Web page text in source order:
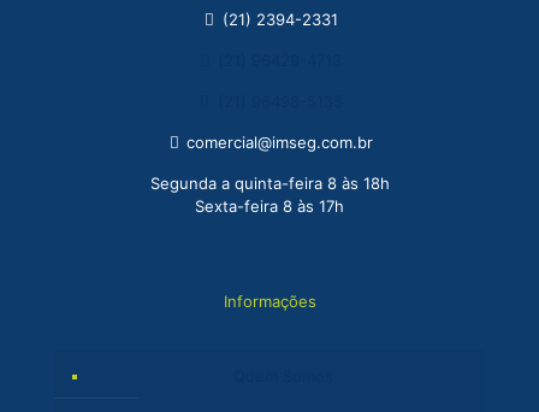
(21) 2394-2331
comercial@imseg.com.br
Segunda a quinta-feira 8 às 18h
Sexta-feira 8 às 17h
Informações